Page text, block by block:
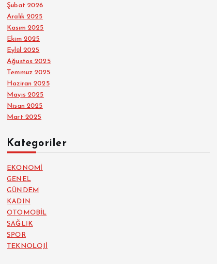
Şubat 2026
Aralık 2025
Kasım 2025
Ekim 2025
Eylül 2025
Ağustos 2025
Temmuz 2025
Haziran 2025
Mayıs 2025
Nisan 2025
Mart 2025
Kategoriler
EKONOMİ
GENEL
GÜNDEM
KADIN
OTOMOBİL
SAĞLIK
SPOR
TEKNOLOJİ